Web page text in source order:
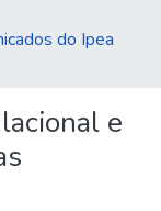
do Ipea
e